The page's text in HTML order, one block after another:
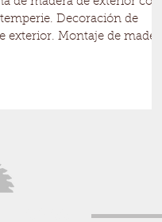
Decoración de
exterior. Montaje de madera